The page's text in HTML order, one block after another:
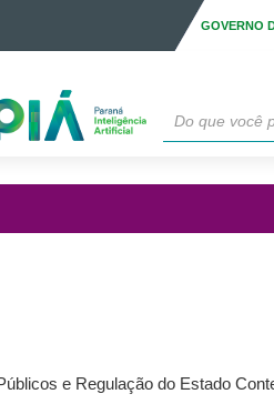
GOVERNO
e Regulação do Estado